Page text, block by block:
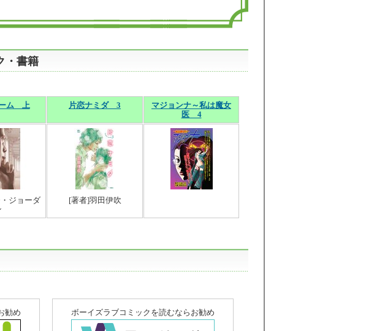
・書籍
ム 上 片恋ナミダ 3
マジョンナ～私は魔女
医 4
ジョーダ
[著者]羽田伊吹
勧め ボーイズラブコミックを読むならお勧め